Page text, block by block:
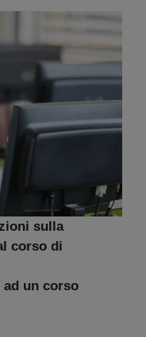
sulla
corso di
un corso